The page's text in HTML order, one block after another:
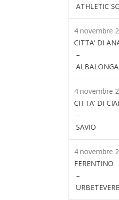
ATHLETIC
4 novembre
CITTA’ DI
–
ALBALONGA
4 novembre
CITTA’ DI
–
SAVIO
4 novembre
FERENTINO
–
URBETEVERE